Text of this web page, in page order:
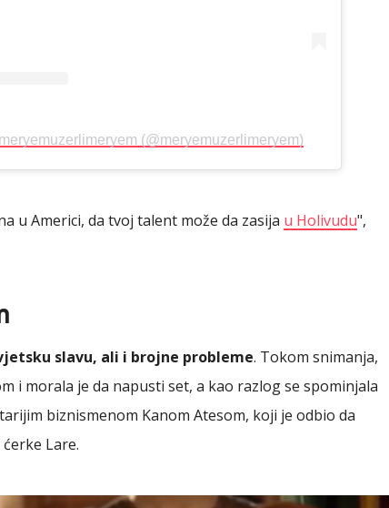
(@meryemuzerlimeryem)
u Americi, da tvoj talent može da zasija u Holivudu",
slavu, ali i brojne probleme. Tokom snimanja,
i morala je da napusti set, a kao razlog se spominjala
biznismenom Kanom Atesom, koji je odbio da
Lare.